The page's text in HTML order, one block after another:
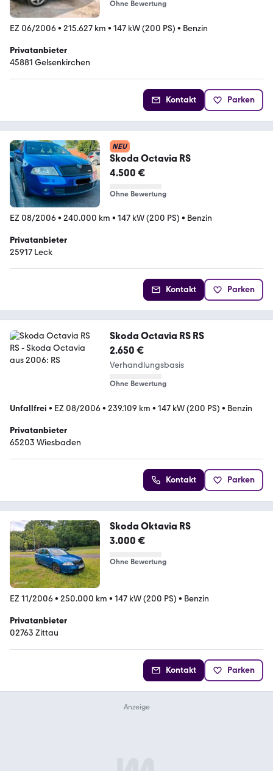
Ohne Bewertung
EZ 06/2006• 215.627 km • 147 kW (200 PS) • Benzin
Privatanbieter
45881 Gelsenkirchen
Kontakt Parken
NEU
Skoda Octavia RS
4.500 €
Ohne Bewertung
EZ 08/2006• 240.000 km • 147 kW (200 PS) • Benzin
Privatanbieter
25917 Leck
Kontakt Parken
Skoda Octavia RS RS
2.650 €
Verhandlungsbasis
Ohne Bewertung
Unfallfrei • EZ 08/2006• 239.109 km • 147 kW (200 PS) • Benzin
Privatanbieter
65203 Wiesbaden
Kontakt Parken
Skoda Oktavia RS
3.000 €
Ohne Bewertung
EZ 11/2006• 250.000 km • 147 kW (200 PS) • Benzin
Privatanbieter
02763 Zittau
Kontakt Parken